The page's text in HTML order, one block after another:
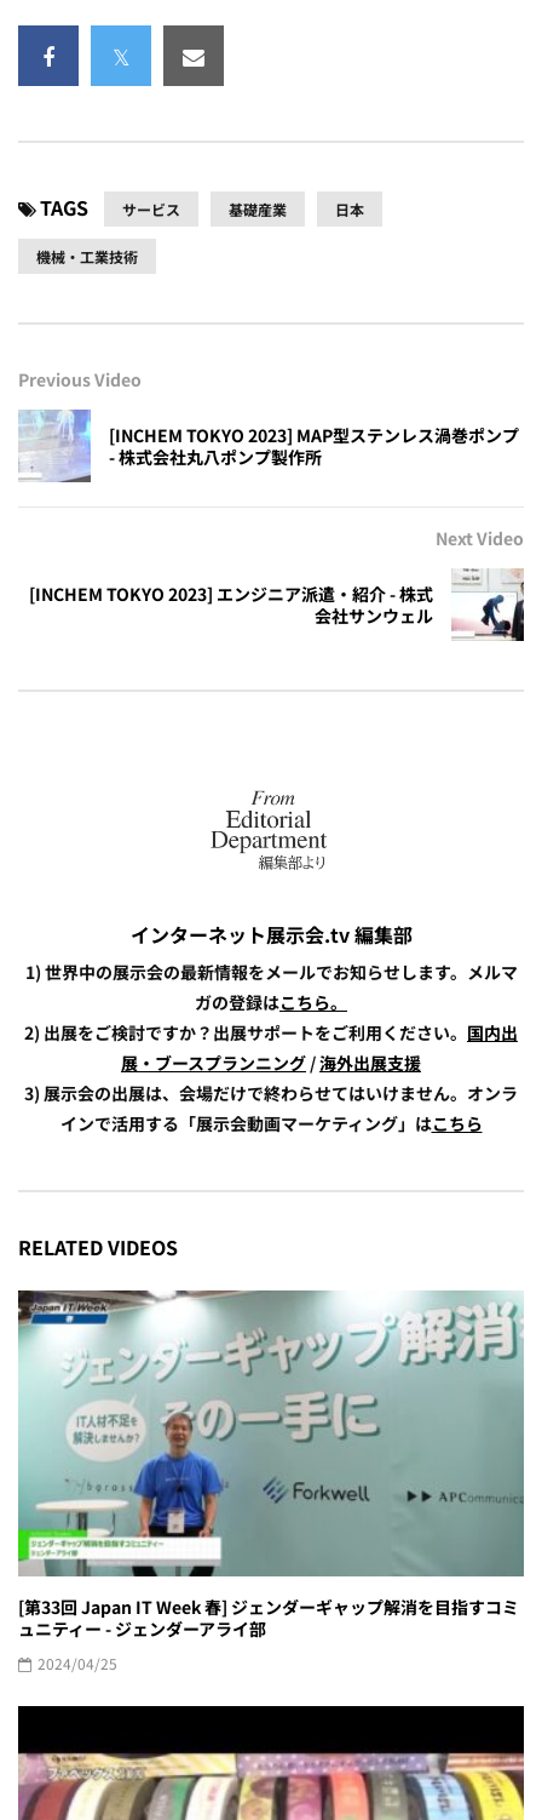
TAGS サービス 基礎産業 日本
機械・工業技術
Previous Video
[INCHEM TOKYO 2023] MAP型ステンレス渦巻ポンプ
- 株式会社丸八ポンプ製作所
Next Video
[INCHEM TOKYO 2023] エンジニア派遣・紹介 - 株式
会社サンウェル
インターネット展示会.tv 編集部
1) 世界中の展示会の最新情報をメールでお知らせします。メルマ
ガの登録はこちら。
2) 出展をご検討ですか？出展サポートをご利用ください。 国内出
展・ブースプランニング /海外出展支援
3) 展示会の出展は、会場だけで終わらせてはいけません。オンラ
インで活用する「展示会動画マーケティング」はこちら
RELATED VIDEOS
[第33回 Japan IT Week 春] ジェンダーギャップ解消を目指すコミ
ュニティー - ジェンダーアライ部
2024/04/25